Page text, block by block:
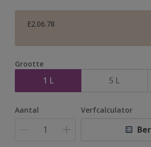
E2.06.78
Grootte
1 L 5 L
Aantal Verfcalculator